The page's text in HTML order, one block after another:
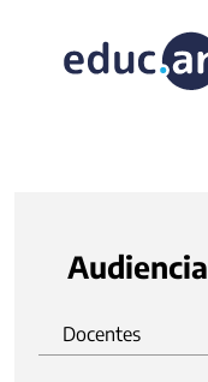
Audiencia
Docentes